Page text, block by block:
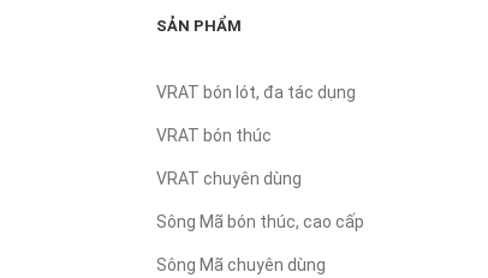
SẢN PHẨM
VRAT bón lót, đa tác dụng
VRAT bón thúc
VRAT chuyên dùng
Sông Mã bón thúc, cao cấp
Sông Mã chuyên dùng